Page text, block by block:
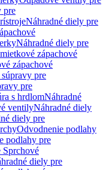
pre
Náhradné diely pre
Náhradné diely pre
zápachové
zápachové
pre
pre
s hrdlomNáhradné
ventilyNáhradné diely
diely pre
Odvodnenie podlahy
podlahy pre
Sprchové
diely pre